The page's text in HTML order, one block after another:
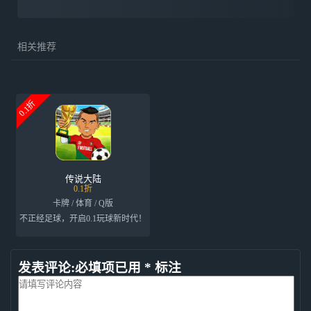
相关推荐
0.1折
传说大陆
0.1折
卡牌 / 体育 / Q版
不正经足球，开启0.1玩球新时代！
发表评论:必填项已用 * 标注